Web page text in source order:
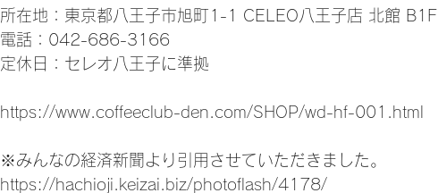
所在地：東京都八王子市旭町1-1 CELEO八王子店 北館 B1F
電話：042-686-3166
定休日：セレオ八王子に準拠
https://www.coffeeclub-den.com/SHOP/wd-hf-001.html
※みんなの経済新聞より引用させていただきました。
https://hachioji.keizai.biz/photoflash/4178/